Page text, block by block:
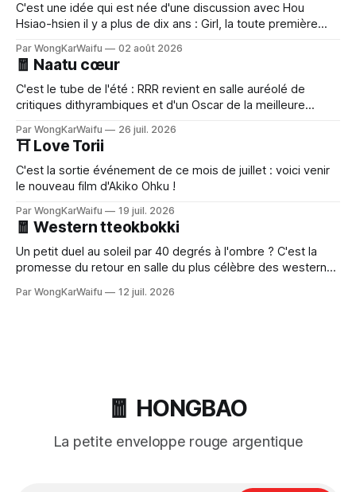
C'est une idée qui est née d'une discussion avec Hou
Hsiao-hsien il y a plus de dix ans : Girl, la toute première
Par WongKarWaifu 02 août 2026
🧧 Naatu cœur
C'est le tube de l'été : RRR revient en salle auréolé de
critiques dithyrambiques et d'un Oscar de la meilleure
Par WongKarWaifu 26 juil. 2026
⛩️ Love Torii
C'est la sortie événement de ce mois de juillet : voici venir
le nouveau film d'Akiko Ohku !
Par WongKarWaifu 19 juil. 2026
🧧 Western tteokbokki
Un petit duel au soleil par 40 degrés à l'ombre ? C'est la
promesse du retour en salle du plus célèbre des westerns
woon.
Par WongKarWaifu 12 juil. 2026
🧧 HONGBAO
La petite enveloppe rouge argentique